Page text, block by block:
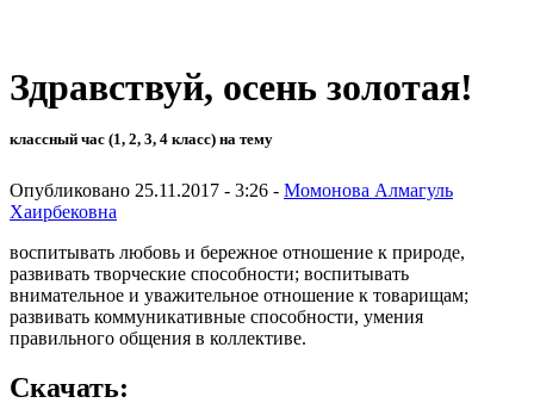
Здравствуй, осень золотая!
классный час (1, 2, 3, 4 класс) на тему
Опубликовано 25.11.2017 - 3:26 - Момонова Алмагуль
Хаирбековна
воспитывать любовь и бережное отношение к природе,
развивать творческие способности; воспитывать
внимательное и уважительное отношение к товарищам;
развивать коммуникативные способности, умения
правильного общения в коллективе.
Скачать: